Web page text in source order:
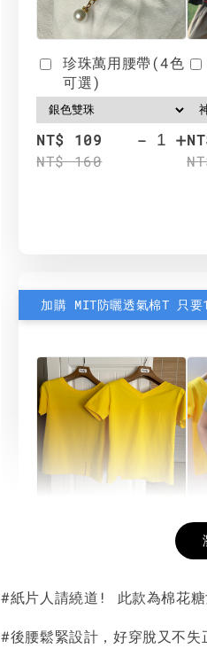
珍珠萬用腰帶(4色
可選)
NT$ 109
NT$ 160
- +
加購 MIT防曬透氣棉T 只要
NT$ 190
NT$ 450
- +
#紙片人請繞道! 此款為棉花糖
#後腰鬆緊設計，好穿脫又不失